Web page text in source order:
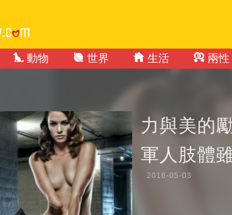
動物 世界 生活 兩性
力與美的
軍人肢體
2016-05-03